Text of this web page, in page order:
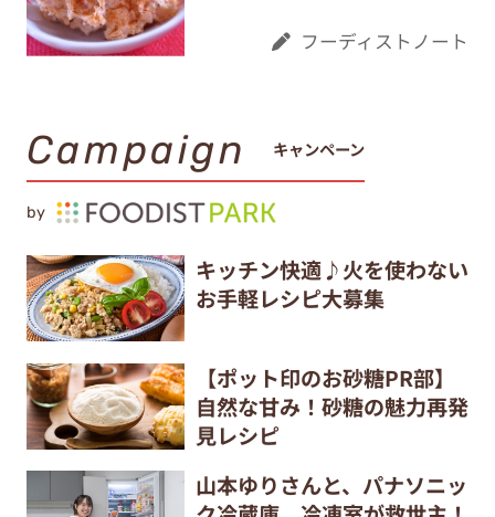
フーディストノート
Campaign キャンペーン
by
キッチン快適♪火を使わない
お手軽レシピ大募集
【ポット印のお砂糖PR部】
自然な甘み！砂糖の魅力再発
見レシピ
山本ゆりさんと、パナソニッ